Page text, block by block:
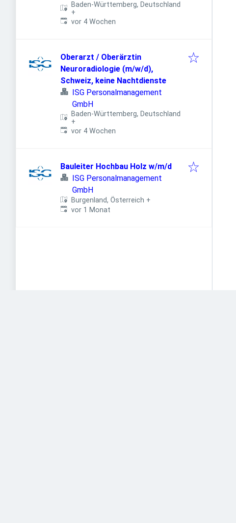
Baden-Württemberg, Deutschland
+
Veröffentlicht:
vor 4 Wochen
Oberarzt / Oberärztin
Neuroradiologie (m/w/d),
Schweiz, keine Nachtdienste
ISG Personalmanagement
GmbH
Baden-Württemberg, Deutschland
+
Veröffentlicht:
vor 4 Wochen
Bauleiter Hochbau Holz w/m/d
ISG Personalmanagement
GmbH
Burgenland, Österreich +
Veröffentlicht:
vor 1 Monat